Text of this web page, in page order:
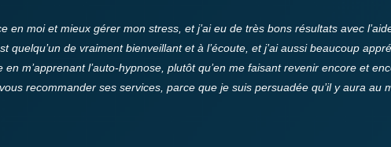
en moi et mieux gérer mon stress, et j’ai eu de très bons résultats avec
quelqu’un de vraiment bienveillant et à l’écoute, et j’ai aussi beaucoup
m’apprenant l’auto-hypnose, plutôt qu’en me faisant revenir encore et
recommander ses services, parce que je suis persuadée qu’il y aura au